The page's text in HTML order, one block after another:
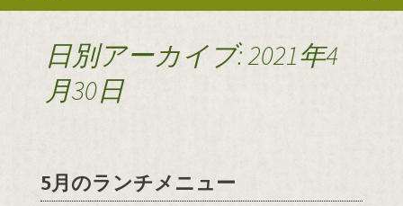
日別アーカイブ: 2021年4
月30日
5月のランチメニュー